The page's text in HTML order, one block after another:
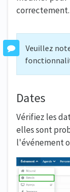
correctement.
Veuillez
Dates
Vérifiez les
elles sont
l'événement